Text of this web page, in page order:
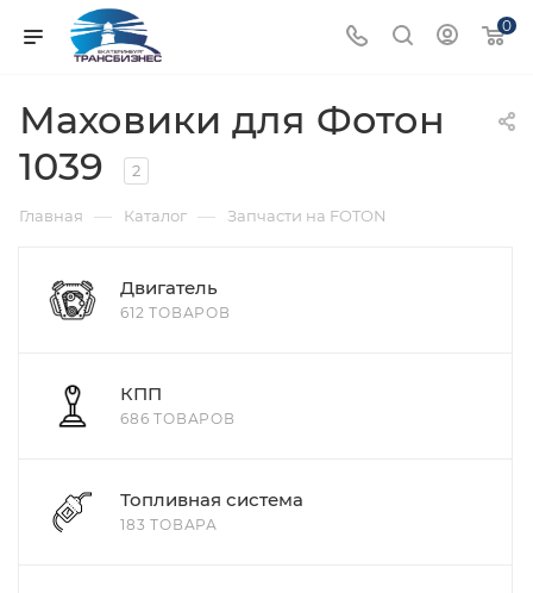
0
Маховики для Фотон
1039
2
Главная — Каталог — Запчасти на FOTON
Двигатель
612 ТОВАРОВ
КПП
686 ТОВАРОВ
Топливная система
183 ТОВАРА